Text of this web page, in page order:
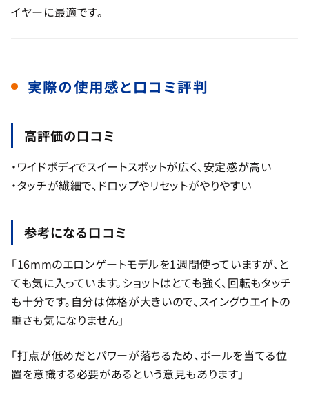
イヤーに最適です。
実際の使用感と口コミ評判
高評価の口コミ
・ワイドボディでスイートスポットが広く、安定感が高い
・タッチが繊細で、ドロップやリセットがやりやすい
参考になる口コミ
「16mmのエロンゲートモデルを1週間使っていますが、と
ても気に入っています。ショットはとても強く、回転もタッチ
も十分です。自分は体格が大きいので、スイングウエイトの
重さも気になりません」
「打点が低めだとパワーが落ちるため、ボールを当てる位
置を意識する必要があるという意見もあります」